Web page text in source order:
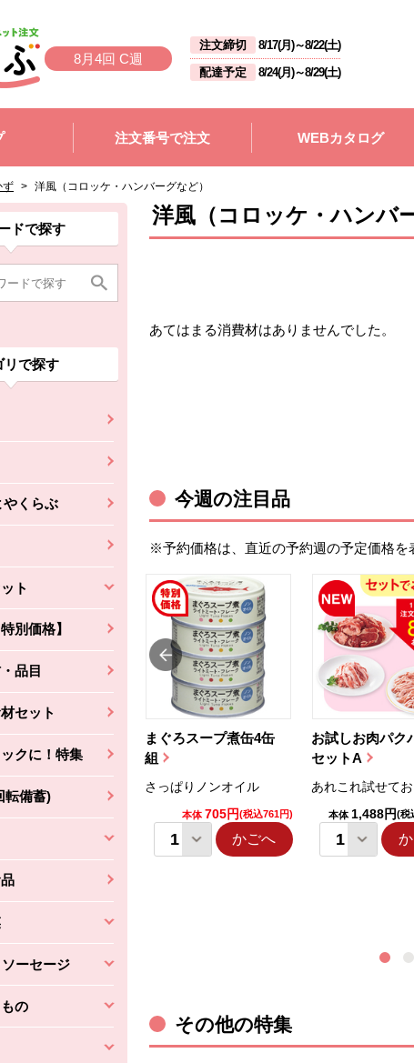
8月4回 C週
注文締切 8/17(月)～8/22(土)
配達予定
8/24(月)～8/29(土)
注文番号で注文 WEBカタログ
ず > 洋風（コロッケ・ハンバーグなど）
索メニューです。
ドで探す
リで探す
やくらぶ
ト
別価格】
品目
セット
クに！特集
転備蓄)
ーセージ
の
ーここまで。
。
けメニューです。
ーここまで。
。 洋風（コロッケ・ハンバ
あてはまる消費材はありませんでした。
今週の注目品
※予約価格は、直近の予約週の予定価格を
まぐろスープ煮缶4缶
組
さっぱりノンオイル
本体 705円(税込761円)
かごへ
お試しお肉パク
セットA
あれこれ試せて
本体 1,488円(税
サミコ
体2,160円 (税込2,333円)
かごへ
その他の特集